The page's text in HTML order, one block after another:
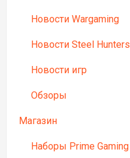
Новости Wargaming
Новости Steel Hunters
Новости игр
Обзоры
Магазин
Наборы Prime Gaming